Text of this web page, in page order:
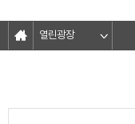
열린광장